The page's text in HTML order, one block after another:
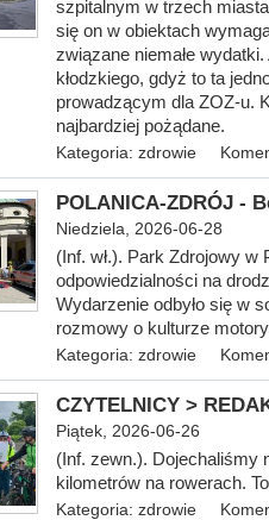
szpitalnym w trzech
się on w obiektach
związane niemałe
kłodzkiego, gdyż to ta
prowadzącym dla ZOZ-u.
najbardziej pożądane.
Kategoria: zdrowie
POLANICA-ZDRÓJ -
Niedziela, 2026-06-28
(Inf. wł.). Park Zdrojowy w
odpowiedzialności na
Wydarzenie odbyło się w
rozmowy o kulturze
Kategoria: zdrowie
CZYTELNICY >
Piątek, 2026-06-26
(Inf. zewn.). Dojechaliśmy
kilometrów na rowerach.
Kategoria: zdrowie